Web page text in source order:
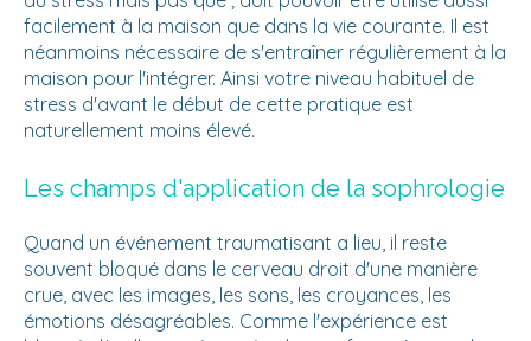
facilement à la maison que dans la vie courante. Il est
néanmoins nécessaire de s'entraîner régulièrement à la
maison pour l'intégrer. Ainsi votre niveau habituel de
stress d'avant le début de cette pratique est
naturellement moins élevé.
Les champs d'application de la sophrologie
Quand un événement traumatisant a lieu, il reste
souvent bloqué dans le cerveau droit d'une manière
crue, avec les images, les sons, les croyances, les
émotions désagréables. Comme l'expérience est